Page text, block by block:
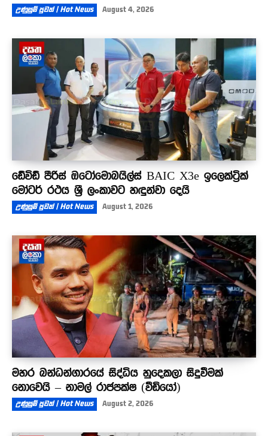
උණුසුම් පුවත් | Hot News August 4, 2026
ඩේවිඩ් පීරිස් ඔටෝමොබයිල්ස් BAIC X3e ඉලෙක්ට්‍රික්
මෝටර් රථය ශ්‍රී ලංකාවට හඳුන්වා දෙයි
උණුසුම් පුවත් | Hot News August 1, 2026
මහර බන්ධන්ගාරයේ සිද්ධිය හුදෙකලා සිදුවීමක්
නොවෙයි – නාමල් රාජපක්ෂ (වීඩියෝ)
උණුසුම් පුවත් | Hot News August 2, 2026